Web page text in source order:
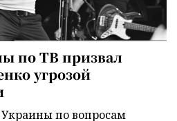
по ТВ призвал
угрозой
по вопросам